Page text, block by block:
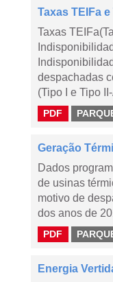
Taxas TEIFa e
Taxas
despachadas
(Tipo I e Tipo
PDF
Geração
Dados
de usinas
motivo de
dos anos de
PDF
Energia